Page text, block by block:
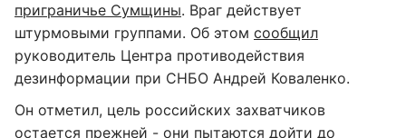
приграничье Сумщины. Враг действует
штурмовыми группами. Об этом сообщил
руководитель Центра противодействия
дезинформации при СНБО Андрей Коваленко.
Он отметил, цель российских захватчиков
остается прежней - они пытаются дойти до